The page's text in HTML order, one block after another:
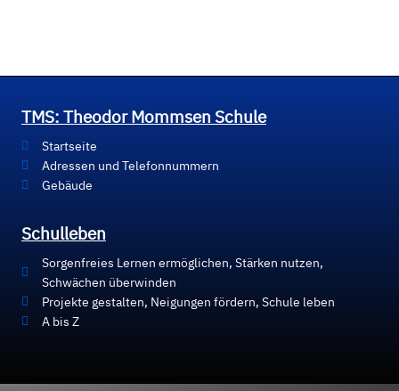
TMS: Theodor Mommsen Schule
Startseite
Adressen und Telefonnummern
Gebäude
Schulleben
Sorgenfreies Lernen ermöglichen, Stärken nutzen,
Schwächen überwinden
Projekte gestalten, Neigungen fördern, Schule leben
A bis Z